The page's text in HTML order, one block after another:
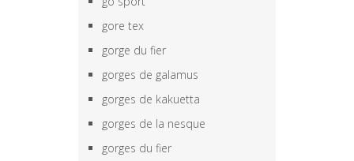
gore tex
gorge du fier
gorges de galamus
gorges de kakuetta
gorges de la nesque
gorges du fier